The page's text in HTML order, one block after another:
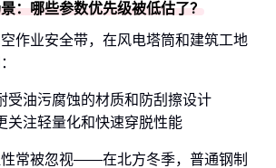
：哪些参数优先级被低估了？
作业安全带，在风电塔筒和建筑工地
受油污腐蚀的材质和防刮擦设计
关注轻量化和快速穿脱性能
常被忽视——在北方冬季，普通钢制